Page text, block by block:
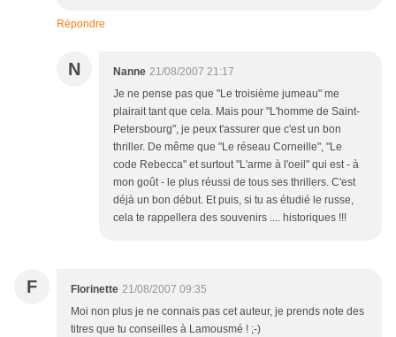
Répondre
N Nanne 21/08/2007 21:17
Je ne pense pas que "Le troisième jumeau" me
plairait tant que cela. Mais pour "L'homme de Saint-
Petersbourg", je peux t'assurer que c'est un bon
thriller. De même que "Le réseau Corneille", "Le
code Rebecca" et surtout "L'arme à l'oeil" qui est - à
mon goût - le plus réussi de tous ses thrillers. C'est
déjà un bon début. Et puis, si tu as étudié le russe,
cela te rappellera des souvenirs .... historiques !!!
F Florinette 21/08/2007 09:35
Moi non plus je ne connais pas cet auteur, je prends note des
titres que tu conseilles à Lamousmé ! ;-)